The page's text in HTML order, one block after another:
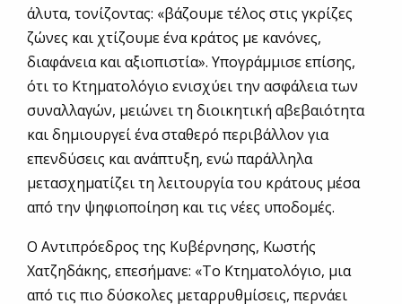
άλυτα, τονίζοντας: «βάζουμε τέλος στις γκρίζες
ζώνες και χτίζουμε ένα κράτος με κανόνες,
διαφάνεια και αξιοπιστία». Υπογράμμισε επίσης,
ότι το Κτηματολόγιο ενισχύει την ασφάλεια των
συναλλαγών, μειώνει τη διοικητική αβεβαιότητα
και δημιουργεί ένα σταθερό περιβάλλον για
επενδύσεις και ανάπτυξη, ενώ παράλληλα
μετασχηματίζει τη λειτουργία του κράτους μέσα
από την ψηφιοποίηση και τις νέες υποδομές.
Ο Αντιπρόεδρος της Κυβέρνησης, Κωστής
Χατζηδάκης, επεσήμανε: «Το Κτηματολόγιο, μια
από τις πιο δύσκολες μεταρρυθμίσεις, περνάει